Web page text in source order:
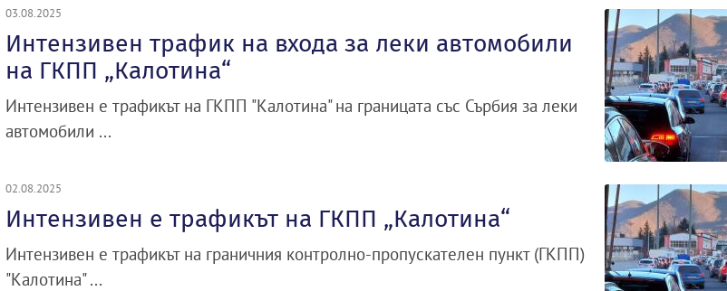
03.08.2025
Интензивен трафик на входа за леки автомобили
на ГКПП „Калотина“
Интензивен е трафикът на ГКПП "Калотина" на границата със Сърбия за леки
автомобили ...
02.08.2025
Интензивен е трафикът на ГКПП „Калотина“
Интензивен е трафикът на граничния контролно-пропускателен пункт (ГКПП)
"Калотина" ...